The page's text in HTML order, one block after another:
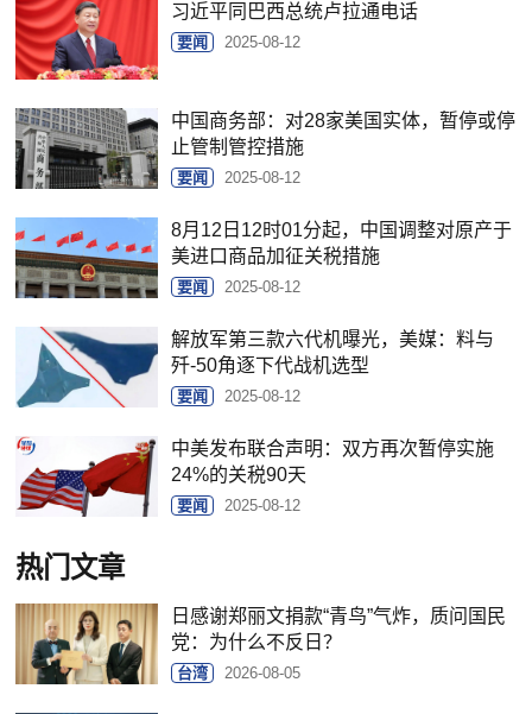
习近平同巴西总统卢拉通电话
要闻 2025-08-12
中国商务部：对28家美国实体，暂停或停
止管制管控措施
要闻 2025-08-12
8月12日12时01分起，中国调整对原产于
美进口商品加征关税措施
要闻 2025-08-12
解放军第三款六代机曝光，美媒：料与
歼-50角逐下代战机选型
要闻 2025-08-12
中美发布联合声明：双方再次暂停实施
24%的关税90天
要闻 2025-08-12
热门文章
日感谢郑丽文捐款“青鸟”气炸，质问国民
党：为什么不反日？
台湾 2026-08-05